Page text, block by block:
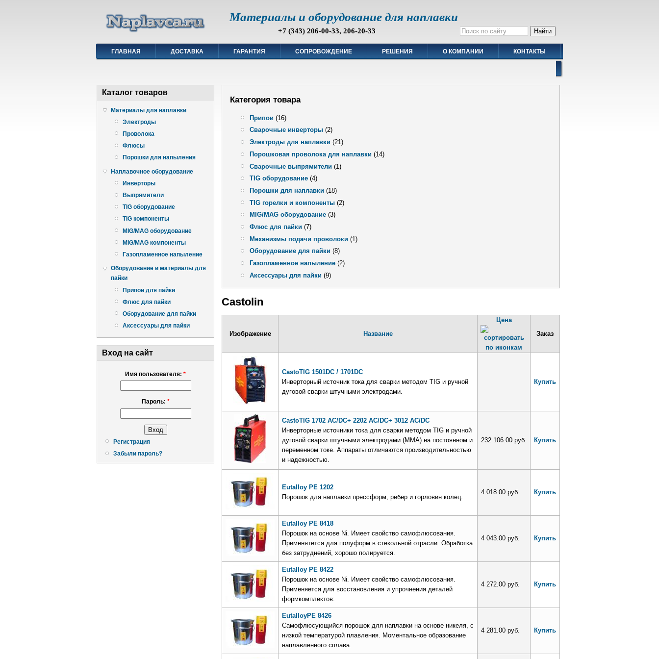
Материалы и оборудование для наплавки
+7 (343) 206-00-33, 206-20-33
ГЛАВНАЯ ДОСТАВКА ГАРАНТИЯ СОПРОВОЖДЕНИЕ РЕШЕНИЯ О КОМПАНИИ КОНТАКТЫ
Каталог товаров
Материалы для наплавки
Электроды
Проволока
Флюсы
Порошки для напыления
Наплавочное оборудование
Инверторы
Выпрямители
TIG оборудование
TIG компоненты
MIG/MAG оборудование
MIG/MAG компоненты
Газопламенное напыление
Оборудование и материалы для
пайки
Припои для пайки
Флюс для пайки
Оборудование для пайки
Аксессуары для пайки
Вход на сайт
Имя пользователя: *
Пароль: *
Регистрация
Забыли пароль?
Категория товара
Припои (16)
Сварочные инверторы (2)
Электроды для наплавки (21)
Порошковая проволока для наплавки (14)
Сварочные выпрямители (1)
TIG оборудование (4)
Порошки для наплавки (18)
TIG горелки и компоненты (2)
MIG/MAG оборудование (3)
Флюс для пайки (7)
Механизмы подачи проволоки (1)
Оборудование для пайки (8)
Газопламенное напыление (2)
Аксессуары для пайки (9)
Castolin
Изображение Название
Цена
Заказ
CastoTIG 1501DC / 1701DC
Инверторный источник тока для сварки методом TIG и ручной
дуговой сварки штучными электродами.
Купить
CastoTIG 1702 AC/DC+ 2202 AC/DC+ 3012 AC/DC
Инверторные источники тока для сварки методом TIG и ручной
дуговой сварки штучными электродами (MMA) на постоянном и
переменном токе. Аппараты отличаются производительностью
и надежностью.
232 106.00 руб. Купить
Eutalloy PE 1202
Порошок для наплавки прессформ, ребер и горловин колец.
4 018.00 руб. Купить
Eutalloy PE 8418
Порошок на основе Ni. Имеет свойство самофлюсования.
Применятется для полуформ в стекольной отрасли. Обработка
без затруднений, хорошо полируется.
4 043.00 руб. Купить
Eutalloy PE 8422
Порошок на основе Ni. Имеет свойство самофлюсования.
Применяется для восстановления и упрочнения деталей
формкомплектов:
4 272.00 руб. Купить
EutalloyPE 8426
Самофлюсующийся порошок для наплавки на основе никеля, с
низкой температурой плавления. Моментальное образование
наплавленного сплава.
4 281.00 руб. Купить